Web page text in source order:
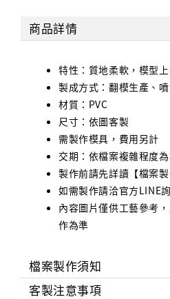
商品詳情
特性：質地柔軟，模型
製成方式：翻模生產、
材質：PVC
尺寸：依圖客製
需製作模具，費用另計
交期：依檔案複雜程度
製作前請先詳讀【檔案製
如需製作請洽官方LINE
內容圖片僅供工藝參考
作為準
檔案製作須知
客製注意事項